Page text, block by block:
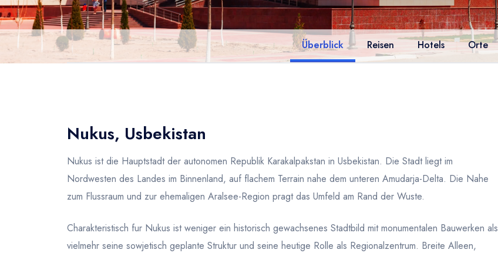
Überblick Reisen Hotels Orte
Nukus, Usbekistan
Nukus ist die Hauptstadt der autonomen Republik Karakalpakstan in Usbekistan. Die Stadt liegt im
Nordwesten des Landes im Binnenland, auf flachem Terrain nahe dem unteren Amudarja-Delta. Die Nahe
zum Flussraum und zur ehemaligen Aralsee-Region pragt das Umfeld am Rand der Wuste.
Charakteristisch fur Nukus ist weniger ein historisch gewachsenes Stadtbild mit monumentalen Bauwerken als
vielmehr seine sowjetisch geplante Struktur und seine heutige Rolle als Regionalzentrum. Breite Alleen,